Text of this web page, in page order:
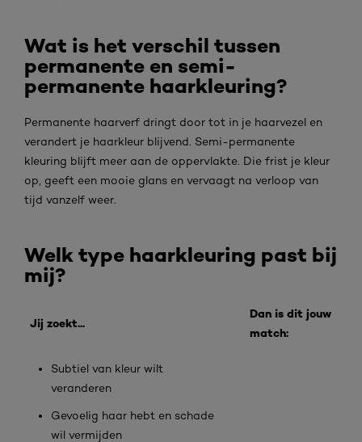
Wat is het verschil tussen
permanente en semi-
permanente haarkleuring?
Permanente haarverf dringt door tot in je haarvezel en
verandert je haarkleur blijvend. Semi-permanente
kleuring blijft meer aan de oppervlakte. Die frist je kleur
op, geeft een mooie glans en vervaagt na verloop van
tijd vanzelf weer.
Welk type haarkleuring past bij
mij?
Jij zoekt...
Dan is dit jouw
match:
Subtiel van kleur wilt
veranderen
Gevoelig haar hebt en schade
wil vermijden